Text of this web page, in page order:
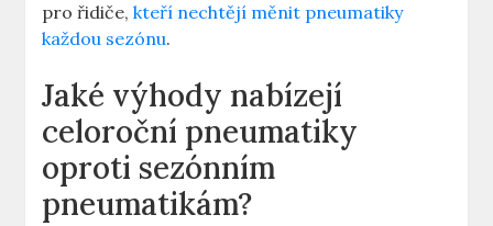
pro řidiče,kteří nechtějí měnit pneumatiky
každou sezónu.
Jaké výhody nabízejí
celoroční pneumatiky
oproti sezónním
pneumatikám?